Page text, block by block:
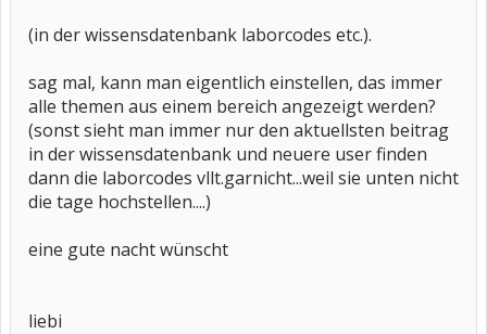
(in der wissensdatenbank laborcodes etc.).
sag mal, kann man eigentlich einstellen, das immer
alle themen aus einem bereich angezeigt werden?
(sonst sieht man immer nur den aktuellsten beitrag
in der wissensdatenbank und neuere user finden
dann die laborcodes vllt.garnicht...weil sie unten nicht
die tage hochstellen....)
eine gute nacht wünscht
liebi